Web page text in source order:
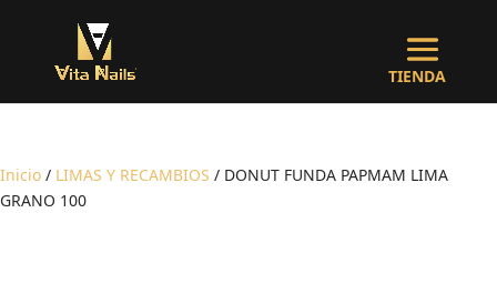
Inicio / LIMAS Y RECAMBIOS / DONUT FUNDA PAPMAM LIMA
GRANO 100